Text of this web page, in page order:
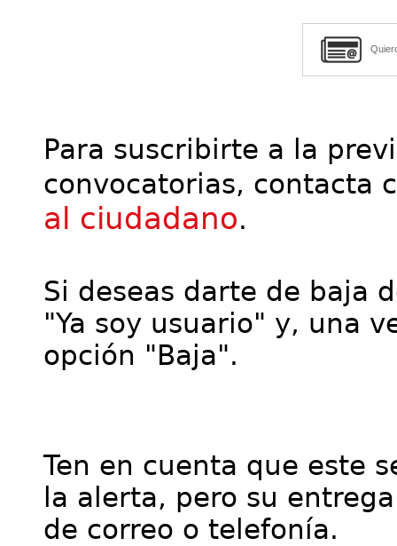
Para suscribirte a la
convocatorias, contacta
al ciudadano.
Si deseas darte de baja
"Ya soy usuario" y, una
opción "Baja".
Ten en cuenta que este
la alerta, pero su
de correo o telefonía.